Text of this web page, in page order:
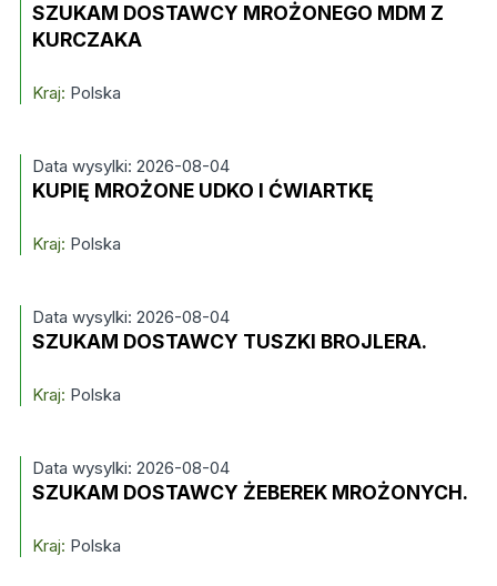
SZUKAM DOSTAWCY MROŻONEGO MDM Z
KURCZAKA
Kraj: Polska
Data wysylki: 2026-08-04
KUPIĘ MROŻONE UDKO I ĆWIARTKĘ
Kraj: Polska
Data wysylki: 2026-08-04
SZUKAM DOSTAWCY TUSZKI BROJLERA.
Kraj: Polska
Data wysylki: 2026-08-04
SZUKAM DOSTAWCY ŻEBEREK MROŻONYCH.
Kraj: Polska